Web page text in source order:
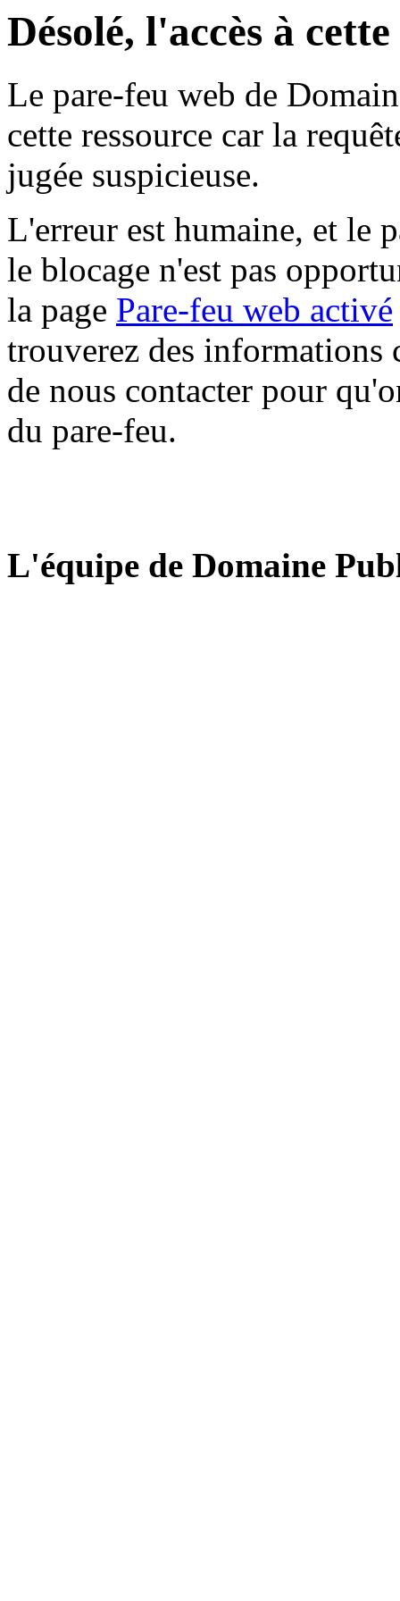
Désolé, l'accès à
Le pare-feu web de
cette ressource car la
jugée suspicieuse.
L'erreur est humaine, et le
le blocage n'est pas
la page Pare-feu web activé
trouverez des informations
de nous contacter pour
du pare-feu.
L'équipe de Domaine